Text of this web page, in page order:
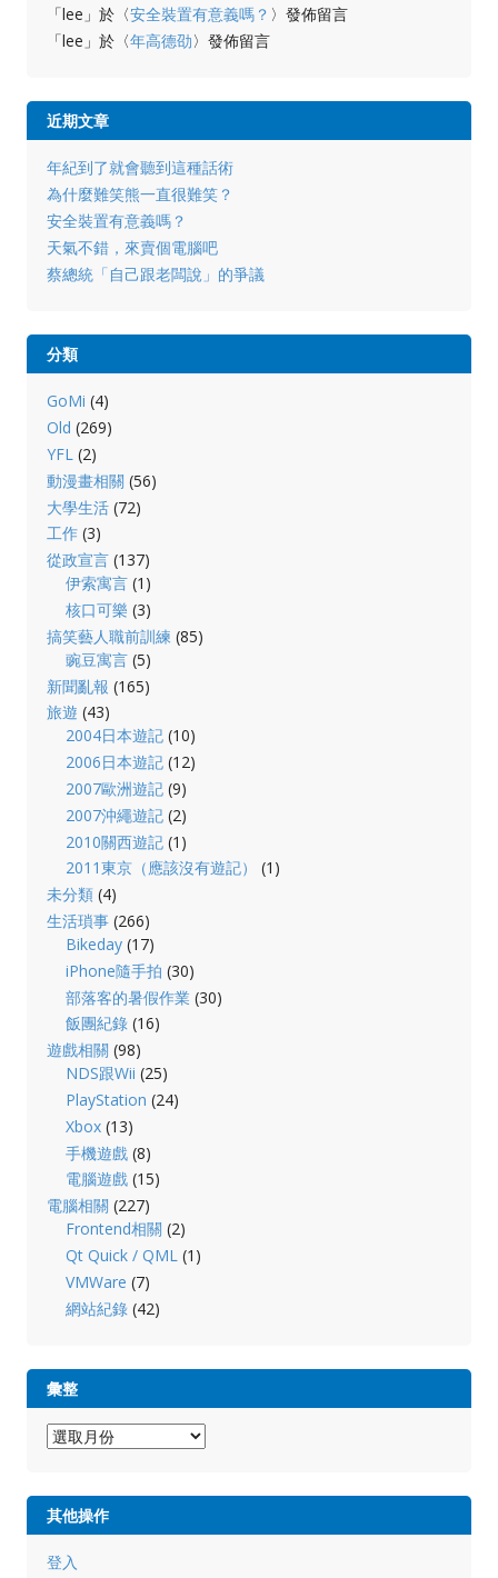
「lee 」於〈安全裝置有意義嗎？ 〉發佈留言
「lee 」於〈年高德劭〉發佈留言
近期文章
年紀到了就會聽到這種話術
為什麼難笑熊一直很難笑？
安全裝置有意義嗎？
天氣不錯，來賣個電腦吧
蔡總統「自己跟老闆說」的爭議
分類
GoMi (4)
Old (269)
YFL(2)
動漫畫相關 (56)
大學生活(72)
工作(3)
從政宣言(137)
伊索寓言 (1)
核口可樂 (3)
搞笑藝人職前訓練 (85)
豌豆寓言 (5)
新聞亂報 (165)
旅遊 (43)
2004日本遊記 (10)
2006日本遊記 (12)
2007歐洲遊記 (9)
2007沖繩遊記 (2)
2010關西遊記 (1)
2011東京（應該沒有遊記）
(1)
未分類(4)
生活瑣事(266)
Bikeday (17)
iPhone隨手拍 (30)
部落客的暑假作業 (30)
飯團紀錄 (16)
遊戲相關 (98)
NDS跟Wii (25)
PlayStation (24)
Xbox (13)
手機遊戲 (8)
電腦遊戲 (15)
電腦相關 (227)
Frontend相關 (2)
Qt Quick / QML (1)
VMWare (7)
網站紀錄 (42)
彙整
其他操作
登入